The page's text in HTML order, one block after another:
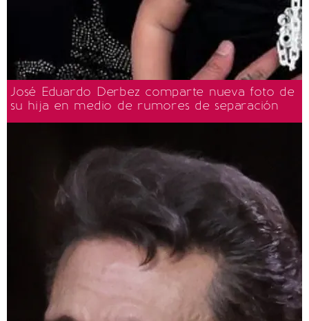
José Eduardo Derbez comparte nueva foto de
su hija en medio de rumores de separación